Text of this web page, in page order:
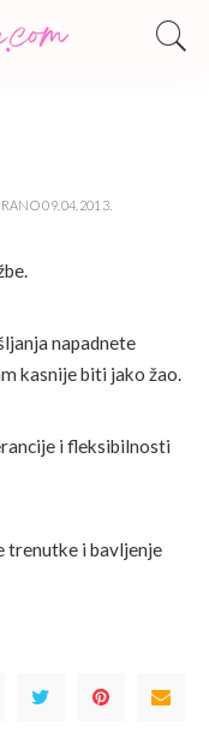
09.04.2013.
napadnete
kasnije biti jako žao.
i fleksibilnosti
trenutke i bavljenje